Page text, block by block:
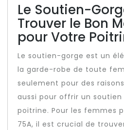
Le Soutien-
Trouver le Bon
pour Votre
Le soutien-gorge est un
la garde-robe de toute
seulement pour des
aussi pour offrir un
poitrine. Pour les femmes
75A, il est crucial de